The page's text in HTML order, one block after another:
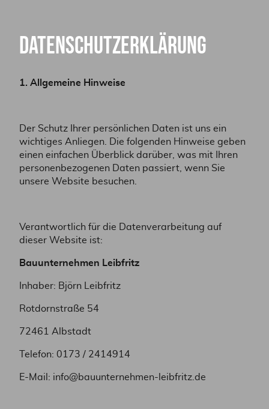
Datenschutzerklärung
1. Allgemeine Hinweise
Der Schutz Ihrer persönlichen Daten ist uns ein
wichtiges Anliegen. Die folgenden Hinweise geben
einen einfachen Überblick darüber, was mit Ihren
personenbezogenen Daten passiert, wenn Sie
unsere Website besuchen.
Verantwortlich für die Datenverarbeitung auf
dieser Website ist:
Bauunternehmen Leibfritz
Inhaber: Björn Leibfritz
Rotdornstraße 54
72461 Albstadt
Telefon: 0173 / 2414914
E-Mail: info@bauunternehmen-leibfritz.de